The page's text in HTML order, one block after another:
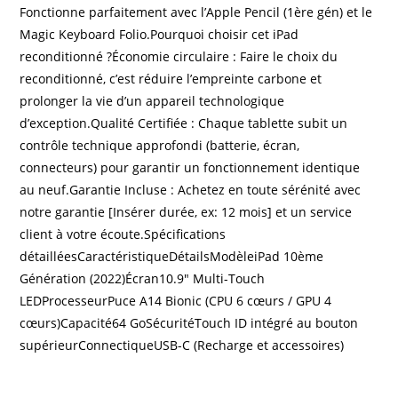
Fonctionne parfaitement avec l’Apple Pencil (1ère gén) et le
Magic Keyboard Folio.Pourquoi choisir cet iPad
reconditionné ?Économie circulaire : Faire le choix du
reconditionné, c’est réduire l’empreinte carbone et
prolonger la vie d’un appareil technologique
d’exception.Qualité Certifiée : Chaque tablette subit un
contrôle technique approfondi (batterie, écran,
connecteurs) pour garantir un fonctionnement identique
au neuf.Garantie Incluse : Achetez en toute sérénité avec
notre garantie [Insérer durée, ex: 12 mois] et un service
client à votre écoute.Spécifications
détailléesCaractéristiqueDétailsModèleiPad 10ème
Génération (2022)Écran10.9″ Multi-Touch
LEDProcesseurPuce A14 Bionic (CPU 6 cœurs / GPU 4
cœurs)Capacité64 GoSécuritéTouch ID intégré au bouton
supérieurConnectiqueUSB-C (Recharge et accessoires)